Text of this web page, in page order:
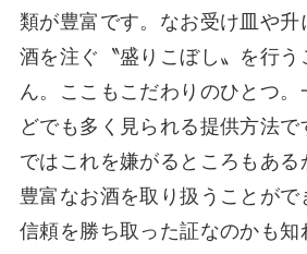
類が豊富です。なお受け皿や升
酒を注ぐ〝盛りこぼし〟を行う
ん。ここもこだわりのひとつ。
どでも多く見られる提供方法
ではこれを嫌がるところもある
豊富なお酒を取り扱うことが
信頼を勝ち取った証なのかも知